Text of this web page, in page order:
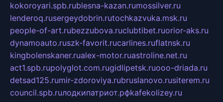
kokoroyari.spb.rublesna-kazan.rumossilver.ru
lenderoq.rusergeydobrin.rutochkazvuka.msk.ru
people-of-art.rubezzubova.ruclubtibet.ruorior-aks.ru
dynamoauto.ruszk-favorit.rucarlines.ruflatnsk.ru
kingbolenskaner.rualex-motor.ruastroline.net.ru
act1.spb.rupolyglot.com.rugidlipetsk.ruooo-driada.ru
detsad125.rumir-zdoroviya.rubruslanovo.rusiterem.ru
council.spb.ruлодкипатриот.рфkafekolizey.ru